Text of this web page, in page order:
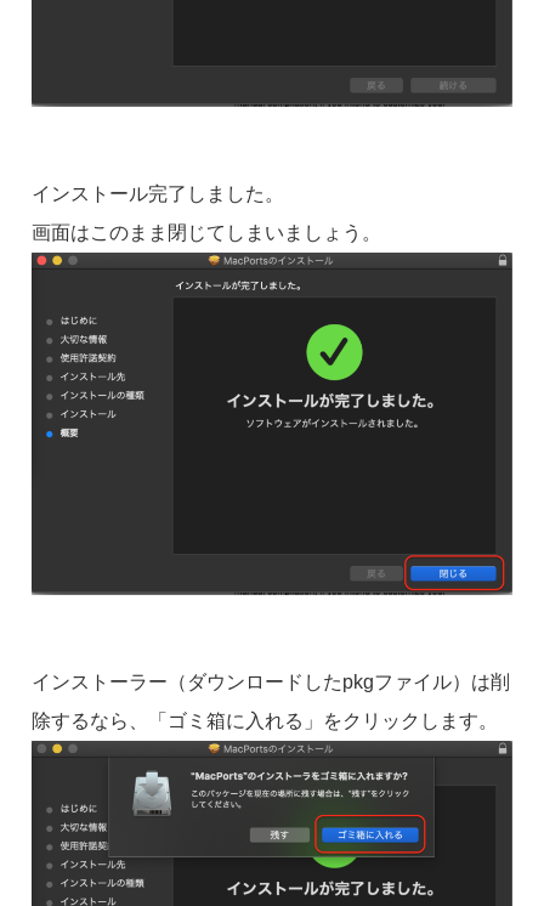
インストール完了しました。
画面はこのまま閉じてしまいましょう。
インストーラー（ダウンロードしたpkgファイル）は削
除するなら、「ゴミ箱に入れる」をクリックします。